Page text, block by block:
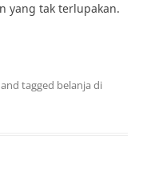
yang tak terlupakan.
and tagged belanja di